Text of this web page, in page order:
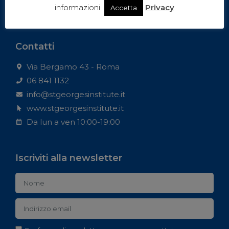
Contatti
Via Bergamo 43 - Roma
06 841 1132
info@stgeorgesinstitute.it
www.stgeorgesinstitute.it
Da lun a ven 10:00-19:00
Iscriviti alla newsletter
informazioni.
Accetta Privacy